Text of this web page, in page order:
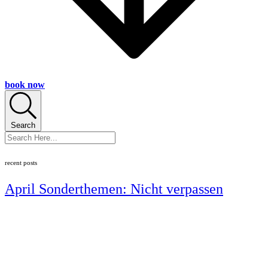
book now
Search
recent posts
April Sonderthemen: Nicht verpassen